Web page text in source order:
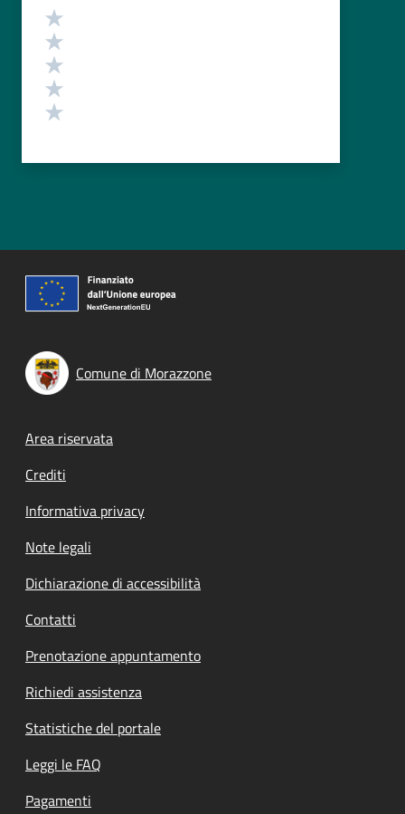
Valutazione
Comune di Morazzone
Footer menu
Area riservata
Crediti
Informativa privacy
Note legali
Dichiarazione di accessibilità
Contatti
Prenotazione appuntamento
Richiedi assistenza
Statistiche del portale
Leggi le FAQ
Pagamenti